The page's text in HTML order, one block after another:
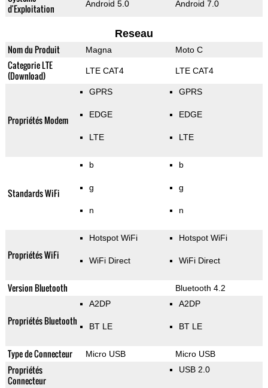
d'Exploitation
Android 5.0 Android 7.0
Reseau
Nom du Produit Magna Moto C
Categorie LTE
(Download)
LTE CAT4 LTE CAT4
Propriétés Modem
GPRS
EDGE
LTE
GPRS
EDGE
LTE
Standards WiFi
b
g
n
b
g
n
Propriétés WiFi
Hotspot WiFi
WiFi Direct
Hotspot WiFi
WiFi Direct
Version Bluetooth Bluetooth 4.2
Propriétés Bluetooth
A2DP
BT LE
A2DP
BT LE
Type de Connecteur Micro USB Micro USB
Propriétés
Connecteur
USB 2.0